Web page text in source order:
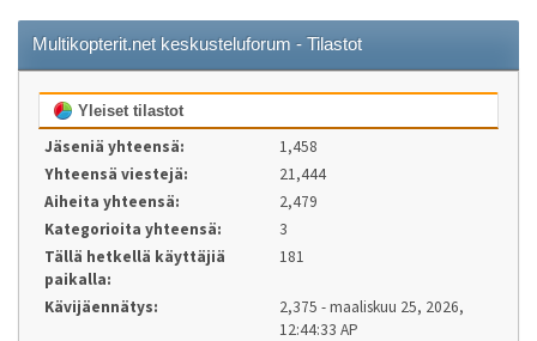
Multikopterit.net keskusteluforum - Tilastot
Yleiset tilastot
Jäseniä yhteensä:
1,458
Yhteensä viestejä:
21,444
Aiheita yhteensä:
2,479
Kategorioita yhteensä:
3
Tällä hetkellä käyttäjiä
paikalla:
181
Kävijäennätys:
2,375 - maaliskuu 25, 2026,
12:44:33 AP